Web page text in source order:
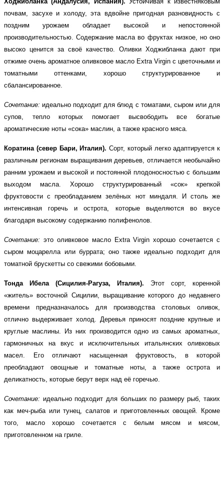
почвам, засухе и холоду, эта вдвойне пригодная разновидность с
поздним урожаем обладает высокой и непостоянной
производительностью. Содержание масла во фруктах низкое, но оно
высоко ценится за своё качество. Оливки Ходжибланка дают при
отжиме очень ароматное оливковое масло Extra Virgin с цветочными и
томатными оттенками, хорошо структурированное и
сбалансированное.
Сочетание: идеально подходит для блюд с томатами, сыром или для
супов, тепло которых помогает высвободить все богатые
ароматические ноты «сока» маслин, а также красного мяса.
Коратина (север Бари, Италия). Сорт, который легко адаптируется к
различным регионам выращивания деревьев, отличается необычайно
ранним урожаем и высокой и постоянной плодоносностью с большим
выходом масла. Хорошо структурированный «сок» крепкой
фруктовости с преобладанием зелёных нот миндаля. И столь же
интенсивная горечь и острота, которые выделяются во вкусе
благодаря высокому содержанию полифенолов.
Сочетание: это оливковое масло Extra Virgin хорошо сочетается с
сыром моцарелла или буррата; оно также идеально подходит для
томатной брускетты со свежими бобовыми.
Тонда Ибела (Сицилия-Рагуза, Италия). Этот сорт, коренной
«житель» восточной Сицилии, выращивание которого до недавнего
времени предназначалось для производства столовых оливок,
отлично выдерживает холод. Деревья приносят поздние крупные и
круглые маслины. Из них производится одно из самых ароматных,
гармоничных на вкус и исключительных итальянских оливковых
масел. Его отличают насыщенная фруктовость, в которой
преобладают овощные и томатные ноты, а также острота и
деликатность, которые берут верх над её горечью.
Сочетание: идеально подходит для больших по размеру рыб, таких
как меч-рыба или тунец, салатов и приготовленных овощей. Кроме
того, масло хорошо сочетается с белым мясом и мясом,
приготовленном на гриле.